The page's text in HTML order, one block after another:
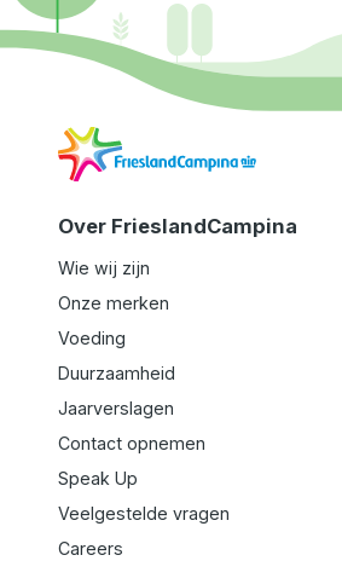
Ga
naar
startpagina
Over FrieslandCampina
Wie wij zijn
Onze merken
Voeding
Duurzaamheid
Jaarverslagen
Contact opnemen
Speak Up
Veelgestelde vragen
Careers